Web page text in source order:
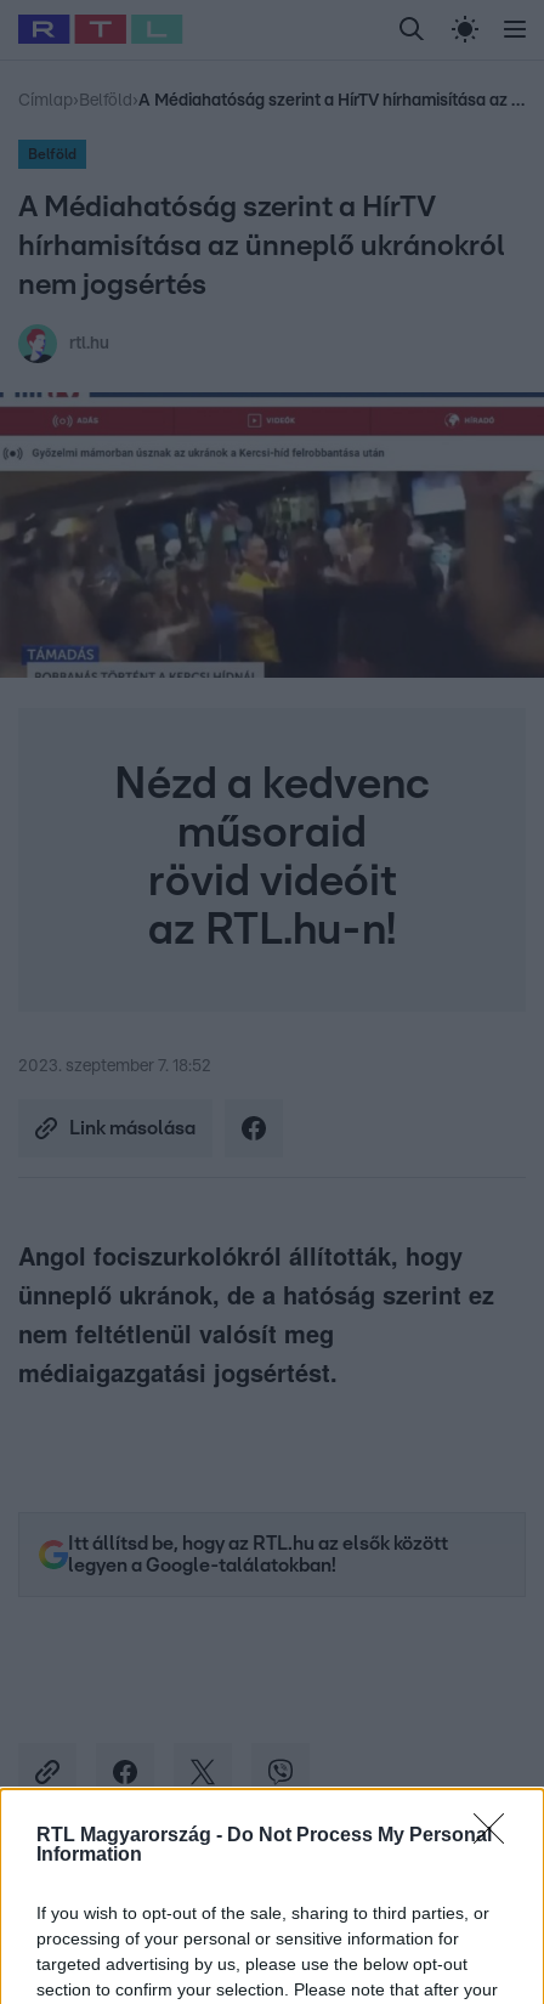
RTL Magyarország - Do Not Process My Personal
Information
If you wish to opt-out of the sale, sharing to third parties, or
processing of your personal or sensitive information for
targeted advertising by us, please use the below opt-out
section to confirm your selection. Please note that after your
Legfrissebb RTL Híradó Randi Celeb vagyok,
Babits Marcella Most Wanted Gallusz
Címlap› Belföld › A Médiahatóság szerint a HírTV hírhamisítása az ünneplő ukránokról nem jogsértés
Belföld
A Médiahatóság szerint a HírTV
hírhamisítása az ünneplő ukránokról
nem jogsértés
rtl.hu
Nézd a kedvenc
műsoraid
rövid videóit
az RTL.hu-n!
2023. szeptember 7. 18:52
Link másolása
Angol fociszurkolókról állították, hogy
ünneplő ukránok, de a hatóság szerint ez
nem feltétlenül valósít meg
médiaigazgatási jogsértést.
Itt állítsd be, hogy az RTL.hu az elsők között
legyen a Google-találatokban!
Facebookon is!
Követem